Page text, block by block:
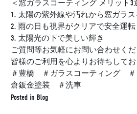
＜窓ガラスコーティング メリット3
1. 太陽の紫外線や汚れから窓ガラ
2. 雨の日も視界がクリアで安全運転
3. 太陽光の下で美しい輝き
ご質問等お気軽にお問い合わせく
皆様のご利用を心よりお待ちして
＃豊橋 ＃ガラスコーティング
倉鈑金塗装 ＃洗車
Posted in Blog